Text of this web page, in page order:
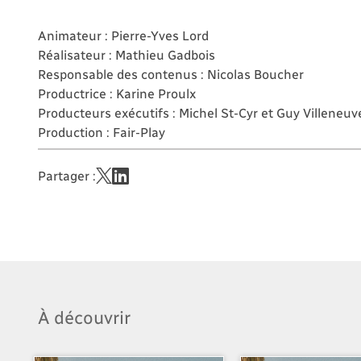
Animateur : Pierre-Yves Lord
Réalisateur : Mathieu Gadbois
Responsable des contenus : Nicolas Boucher
Productrice : Karine Proulx
Producteurs exécutifs : Michel St-Cyr et Guy
Production : Fair-Play
Partager :
À découvrir